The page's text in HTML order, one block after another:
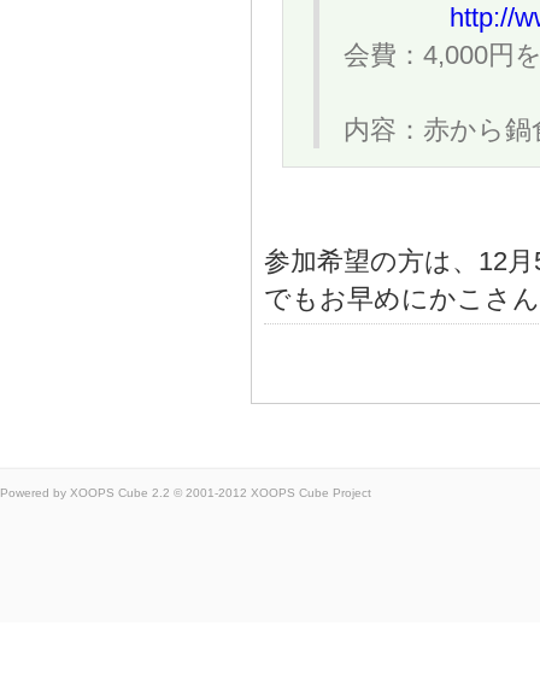
http://
会費：4,000円
内容：赤から
参加希望の方は、12
でもお早めにかこさ
Powered by XOOPS Cube 2.2 © 2001-2012 XOOPS Cube Project